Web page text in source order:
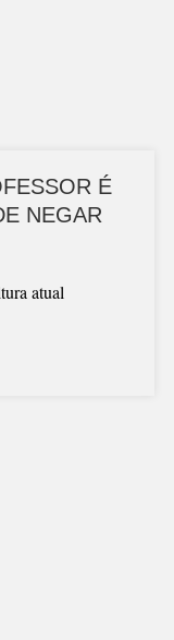
É
NEGAR
atual